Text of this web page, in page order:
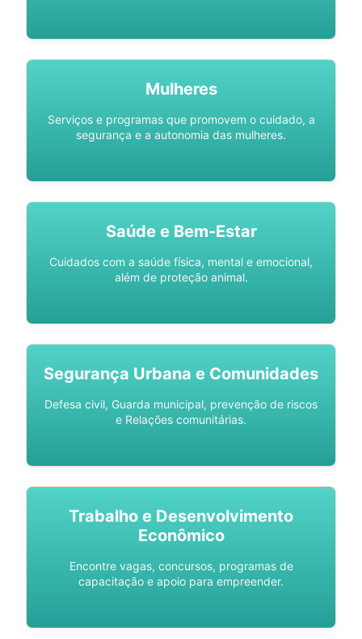
Mulheres
Serviços e programas que promovem o cuidado, a
segurança e a autonomia das mulheres.
Saúde e Bem-Estar
Cuidados com a saúde física, mental e emocional,
além de proteção animal.
Segurança Urbana e Comunidades
Defesa civil, Guarda municipal, prevenção de riscos
e Relações comunitárias.
Trabalho e Desenvolvimento
Econômico
Encontre vagas, concursos, programas de
capacitação e apoio para empreender.